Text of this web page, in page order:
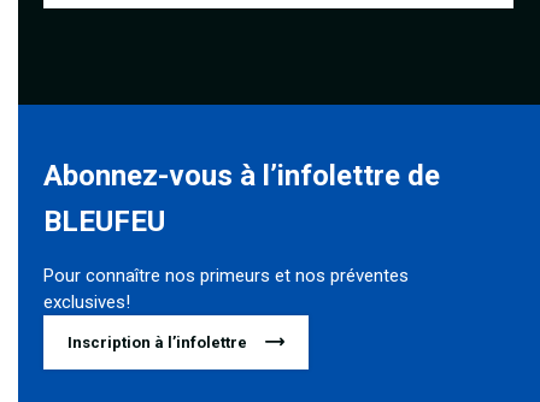
Abonnez-vous à l’infolettre de
BLEUFEU
Pour connaître nos primeurs et nos préventes
exclusives!
Inscription à l’infolettre